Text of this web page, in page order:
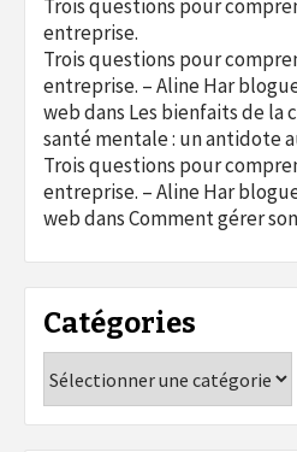
Trois questions pour
entreprise.
Trois questions pour
entreprise. – Aline Har
webdans Les bienfaits de la
santé mentale : un antidote
Trois questions pour
entreprise. – Aline Har
webdansComment gérer
Catégories